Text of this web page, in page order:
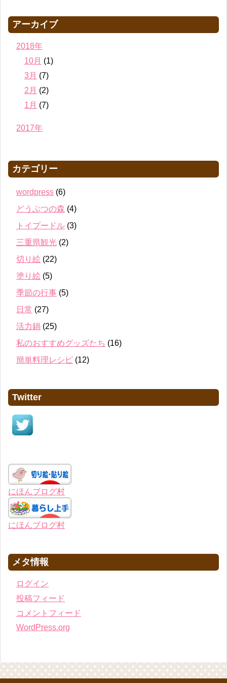
アーカイブ
2018年
10月 (1)
3月 (7)
2月 (2)
1月 (7)
2017年
カテゴリー
wordpress (6)
どうぶつの森 (4)
トイプードル (3)
三重県観光 (2)
切り絵 (22)
塗り絵 (5)
季節の行事 (5)
日常 (27)
活力鍋 (25)
私のおすすめグッズたち (16)
簡単料理レシピ (12)
Twitter
にほんブログ村
にほんブログ村
メタ情報
ログイン
投稿フィード
コメントフィード
WordPress.org